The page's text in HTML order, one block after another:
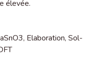
élevée.
, Elaboration, Sol-